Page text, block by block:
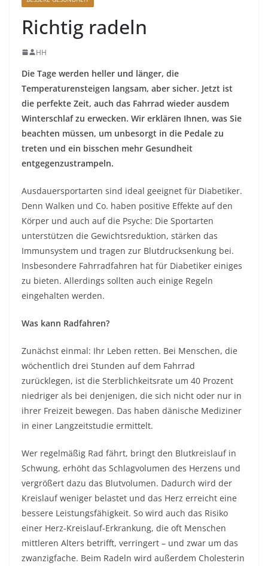
Richtig radeln
HH
Die Tage werden heller und länger, die
Temperaturensteigen langsam, aber sicher. Jetzt ist
die perfekte Zeit, auch das Fahrrad wieder ausdem
Winterschlaf zu erwecken. Wir erklären Ihnen, was Sie
beachten müssen, um unbesorgt in die Pedale zu
treten und ein bisschen mehr Gesundheit
entgegenzustrampeln.
Ausdauersportarten sind ideal geeignet für Diabetiker.
Denn Walken und Co. haben positive Effekte auf den
Körper und auch auf die Psyche: Die Sportarten
unterstützen die Gewichtsreduktion, stärken das
Immunsystem und tragen zur Blutdrucksenkung bei.
Insbesondere Fahrradfahren hat für Diabetiker einiges
zu bieten. Allerdings sollten auch einige Regeln
eingehalten werden.
Was kann Radfahren?
Zunächst einmal: Ihr Leben retten. Bei Menschen, die
wöchentlich drei Stunden auf dem Fahrrad
zurücklegen, ist die Sterblichkeitsrate um 40 Prozent
niedriger als bei denjenigen, die sich nicht oder nur in
ihrer Freizeit bewegen. Das haben dänische Mediziner
in einer Langzeitstudie ermittelt.
Wer regelmäßig Rad fährt, bringt den Blutkreislauf in
Schwung, erhöht das Schlagvolumen des Herzens und
vergrößert dazu das Blutvolumen. Dadurch wird der
Kreislauf weniger belastet und das Herz erreicht eine
bessere Leistungsfähigkeit. So wird auch das Risiko
einer Herz-Kreislauf-Erkrankung, die oft Menschen
mittleren Alters betrifft, verringert – und zwar um das
zwanzigfache. Beim Radeln wird außerdem Cholesterin